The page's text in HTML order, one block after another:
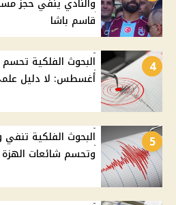
والنادي ينفي حجز
قاسم باشا
4
أغسطس: لا دليل
5
البحوث الفلكية
وتحسم شائعات الهزة